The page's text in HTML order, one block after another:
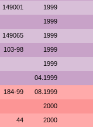
149001 1999
1999
149065 1999
103-98 1999
1999
04.1999
184-99 08.1999
2000
44 2000